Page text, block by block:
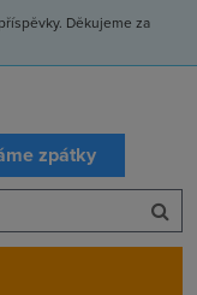
Děkujeme za
zpátky